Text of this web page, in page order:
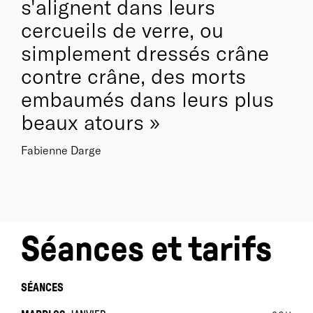
Biographie
Née en 1967, figure primordiale de la scène
internationale,
Emma Dante
fondait à Palerme, en
1999, sa compagnie Sud Costa Occidentale. Mondes
peuplés de créatures sublimes et abominables,
cauchemars tendres ou musées de la torture, les
spectacles-manifestes d’Emma Dante choquent,
s'alignent dans leurs
cercueils de verre, ou
simplement dressés crâne
contre crâne, des morts
embaumés dans leurs plus
beaux atours
Fabienne Darge
Séances et tarifs
SÉANCES